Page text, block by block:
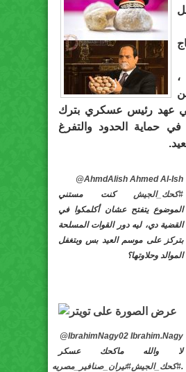
عهد رئيس عسكري بترك
في حماية الحدود والتفرغ
Ahmed Al-Ish
@AhmdAlish
#كحك_الجيش كنت مستني
الموضوع يتفتح عشان أكلمكوا في
القضية دي، ليه دور القوات المسلحة
بتركز على موسم العيد بس وبتغفل
الموالد وحلاوتها؟
Ibrahim.Nagy
@IbrahimNagy02
لا والله ماكحك عسكر
.
#كحك_الجيش#تيران_صنافير_مصريه